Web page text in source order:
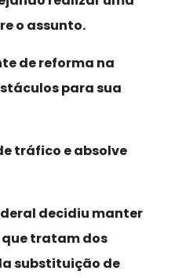
o assunto.
de reforma na
para sua
tráfico e absolve
decidiu manter
que tratam dos
substituição de